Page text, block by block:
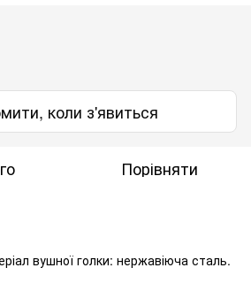
коли з'явиться
Порівняти
вушної голки: нержавіюча сталь.